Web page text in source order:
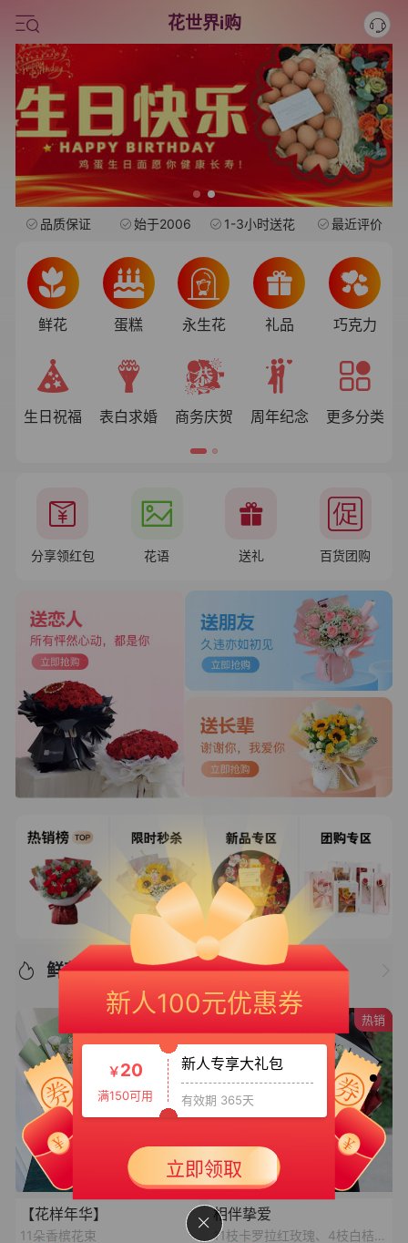
中考
水果礼盒
花世界i购
品质保证 始于2006 1-3小时送花 最近评价
鲜花 蛋糕 永生花 礼品 巧克力
生日祝福 表白求婚 商务庆贺 周年纪念 更多分类
分享领红包 花语 送礼 百货团购
鲜花推荐/优选好物
【花样年华】
11朵香槟花束
热销
相伴挚爱
11枝卡罗拉红玫瑰、4枝白桔梗、4枝红豆、尤加利叶
新人100元优惠券
￥20
满150可用
新人专享大礼包
有效期 365天
30
满199可用
新人大礼包
有效期 365天
￥50
满399可用
新人专享大礼包3
有效期 365天
立即领取